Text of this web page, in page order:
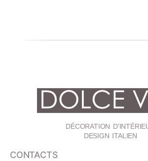
DÉCORATION
DESIGN ITALIEN
CONTACTS